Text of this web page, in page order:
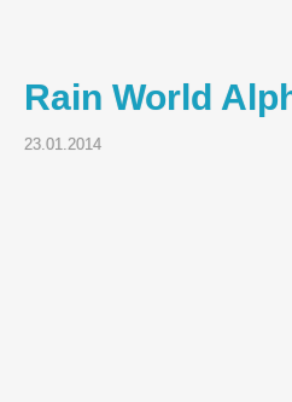
Rain World
23.01.2014